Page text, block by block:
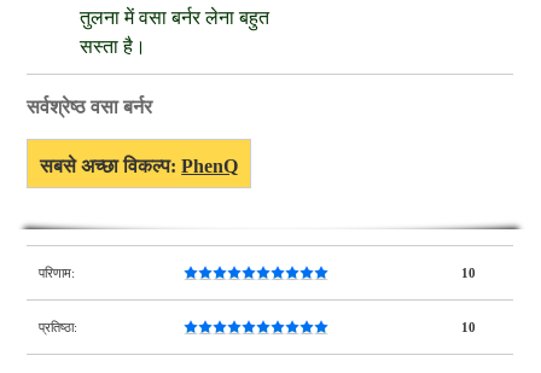
तुलना में वसा बर्नर लेना बहुत
सस्ता है।
सर्वश्रेष्ठ वसा बर्नर
सबसे अच्छा विकल्प:PhenQ
परिणाम: 10
प्रतिष्ठा: 10